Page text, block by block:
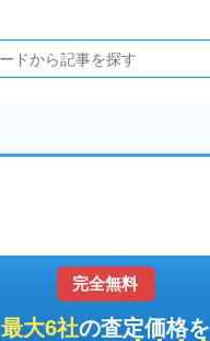
完全無料
最大6社の査定価格を